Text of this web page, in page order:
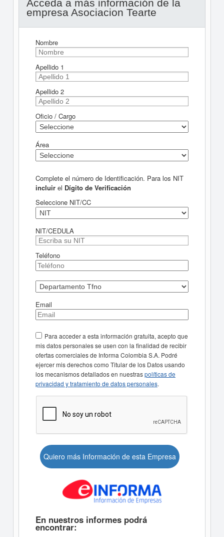
Acceda a más información de la
empresa Asociacion Tearte
Nombre
Apellido 1
Apellido 2
Oficio / Cargo
Área
Complete el número de Identificación. Para los NIT
incluirel Dígito de Verificación
Seleccione NIT/CC
NIT/CEDULA
Teléfono
Email
Para acceder a esta información gratuita, acepto que
mis datos personales se usen con la finalidad de recibir
ofertas comerciales de Informa Colombia S.A. Podré
ejercer mis derechos como Titular de los Datos usando
los mecanismos detallados en nuestraspolíticas de
privacidad y tratamiento de datos personales.
Quiero más Información de esta Empresa
En nuestros informes podrá
encontrar: